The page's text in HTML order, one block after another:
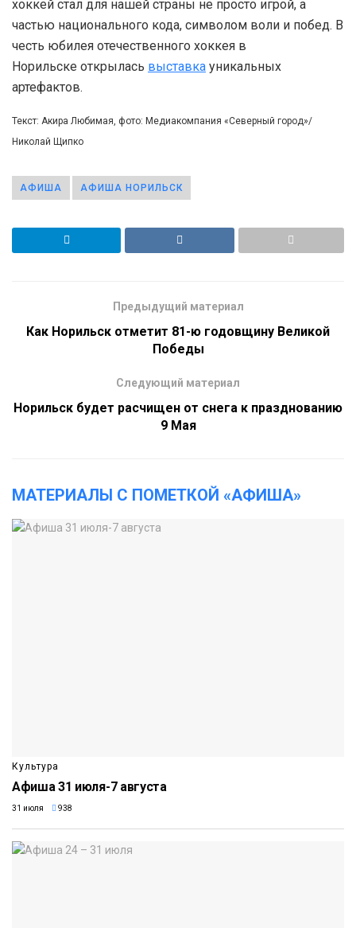
хоккей стал для нашей страны не просто игрой, а
частью национального кода, символом воли и побед. В
честь юбилея отечественного хоккея в
Норильске открылась выставка уникальных
артефактов.
Текст: Акира Любимая, фото: Медиакомпания «Северный город»/
Николай Щипко
АФИША АФИША НОРИЛЬСК
Предыдущий материал
Как Норильск отметит 81-ю годовщину Великой
Победы
Следующий материал
Норильск будет расчищен от снега к празднованию
9 Мая
МАТЕРИАЛЫ С ПОМЕТКОЙ «АФИША»
Культура
Афиша 31 июля-7 августа
31 июля 938